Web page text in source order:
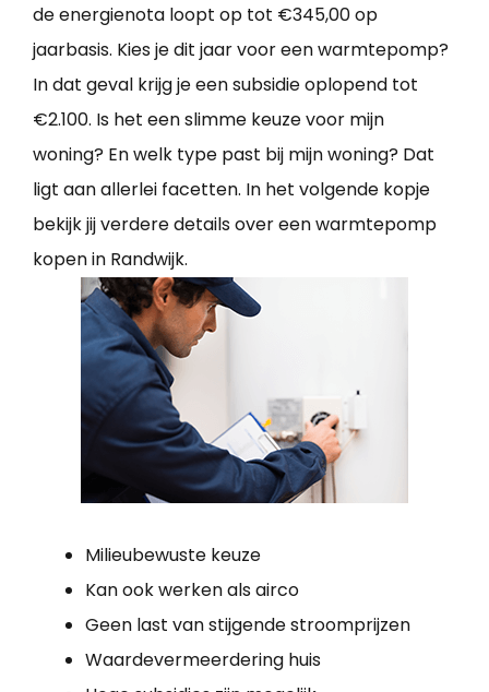
de energienota loopt op tot €345,00 op
jaarbasis. Kies je dit jaar voor een warmtepomp?
In dat geval krijg je een subsidie oplopend tot
€2.100. Is het een slimme keuze voor mijn
woning? En welk type past bij mijn woning? Dat
ligt aan allerlei facetten. In het volgende kopje
bekijk jij verdere details over een warmtepomp
kopen in Randwijk.
Milieubewuste keuze
Kan ook werken als airco
Geen last van stijgende stroomprijzen
Waardevermeerdering huis